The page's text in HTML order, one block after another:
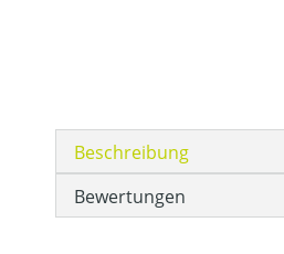
Beschreibung
Bewertungen